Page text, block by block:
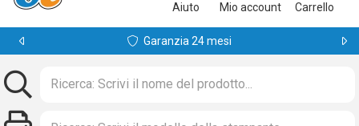
Aiuto
Mio account Carrello
Garanzia 24 mesi